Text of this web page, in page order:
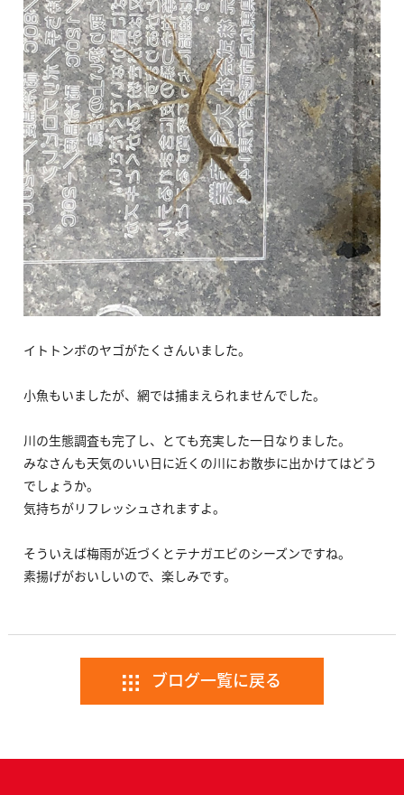
イトトンボのヤゴがたくさんいました。
小魚もいましたが、網では捕まえられませんでした。
川の生態調査も完了し、とても充実した一日なりました。
みなさんも天気のいい日に近くの川にお散歩に出かけてはどう
でしょうか。
気持ちがリフレッシュされますよ。
そういえば梅雨が近づくとテナガエビのシーズンですね。
素揚げがおいしいので、楽しみです。
ブログ一覧に戻る